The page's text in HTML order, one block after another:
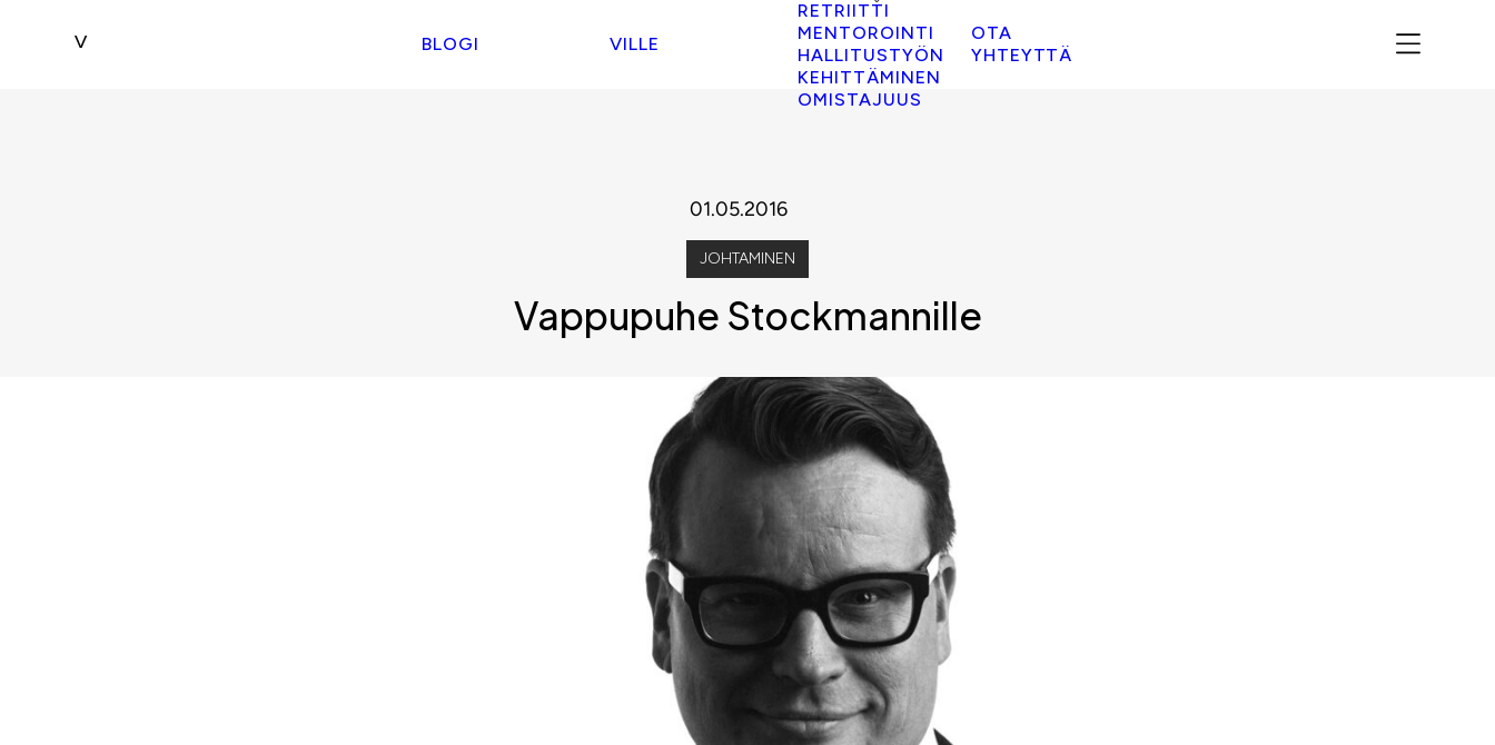
BLOGI VILLE
RETRIITTI
MENTOROINTI
HALLITUSTYÖN
KEHITTÄMINEN
OMISTAJUUS
OTA
YHTEYTTÄ
01.05.2016
JOHTAMINEN
Vappupuhe Stockmannille